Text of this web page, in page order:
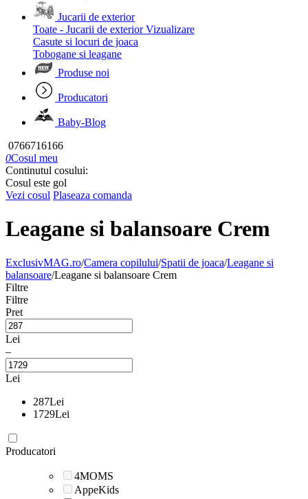
Jucarii de exterior
Toate - Jucarii de exterior Vizualizare
Casute si locuri de joaca
Tobogane si leagane
Produse noi
Producatori
Baby-Blog
0766716166
0Cosul meu
Continutul cosului:
Cosul este gol
Vezi cosul Plaseaza comanda
Leagane si balansoare Crem
ExclusivMAG.ro/Camera copilului/Spatii de joaca/Leagane si
balansoare/Leagane si balansoare Crem
Filtre
Filtre
Pret
Lei
–
Lei
287Lei
1729Lei
Producatori
4MOMS
AppeKids